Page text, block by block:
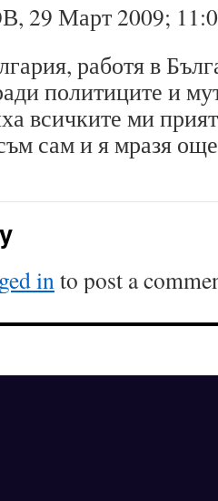
29 Март 2009;
работя в
политиците и
всичките ми
сам и я мразя
into post a